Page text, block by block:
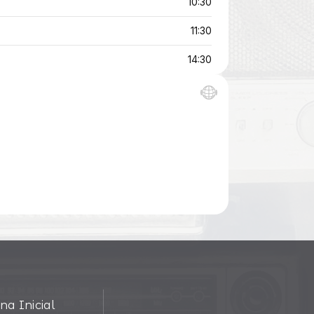
Inicial